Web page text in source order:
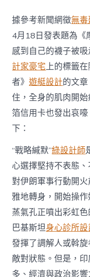
據參考新聞網徵無
4月18日發表題為《
感到自己的襪子被
計家豪宅上的標籤
者》遊艇設計的文
住，全身的肌肉開始
箔信用卡也發出哀
下：
“戰略緘默”綠設計師
心選擇堅持不表態
對伊朗軍事行動開
雅地轉身，開始操
蒸氣孔正噴出彩虹
巴基斯坦身心診所設
發揮了調解人或斡
敵對狀態。但是，
多、經濟與政治影